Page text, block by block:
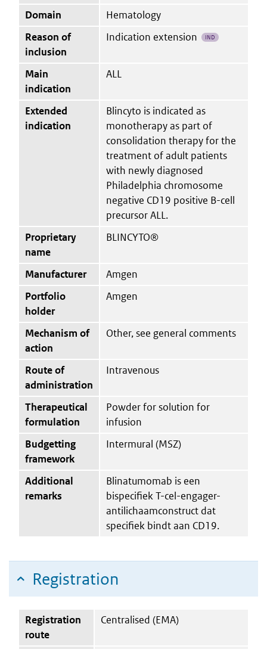
Domain
Hematology
Reason of
inclusion
Indication extension IND
Main
indication
ALL
Extended
indication
Blincyto is indicated as
monotherapy as part of
consolidation therapy for the
treatment of adult patients
with newly diagnosed
Philadelphia chromosome
negative CD19 positive B-cell
precursor ALL.
Proprietary
name
BLINCYTO®
Manufacturer
Amgen
Portfolio
holder
Amgen
Mechanism of
action
Other, see general comments
Route of
administration
Intravenous
Therapeutical
formulation
Powder for solution for
infusion
Budgetting
framework
Intermural (MSZ)
Additional
remarks
Blinatumomab is een
bispecifiek T-cel-engager-
antilichaamconstruct dat
specifiek bindt aan CD19.
Registration
Registration
route
Centralised (EMA)